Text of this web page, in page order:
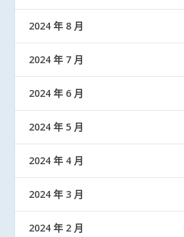
2024 年 8 月
2024 年 7 月
2024 年 6 月
2024 年 5 月
2024 年 4 月
2024 年 3 月
2024 年 2 月